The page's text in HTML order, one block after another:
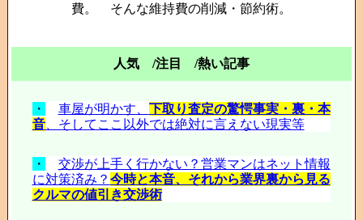
費。 そんな維持費の削減・節約術。
人気 /注目 /熱い記事
・ 車屋が明かす、 下取り査定の驚愕事実・裏・本
音、そしてここ以外では絶対に言えない現実等
・
交渉が上手く行かない？営業マンはネット情報
に対策済み？ 今時と本音、それから業界裏から見る
クルマの値引き交渉術